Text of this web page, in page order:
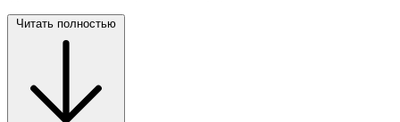
Читать полностью